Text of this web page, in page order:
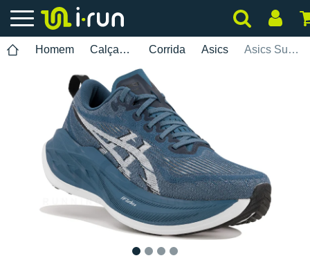
Homem Calçados Corrida Asics Asics Superblast 2